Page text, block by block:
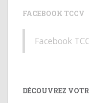
FACEBOOK TCCV
Facebook
DÉCOUVREZ